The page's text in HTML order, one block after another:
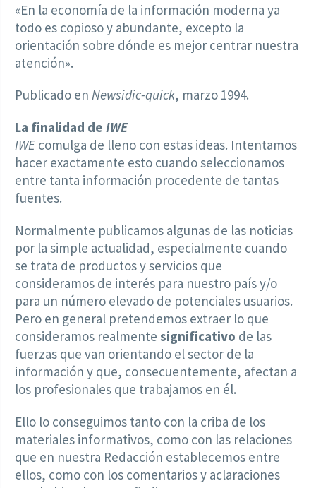
«En la economía de la información moderna ya
todo es copioso y abundante, excepto la
orientación sobre dónde es mejor centrar nuestra
atención».
Publicado en Newsidic-quick, marzo 1994.
La finalidad de IWE
IWE comulga de lleno con estas ideas. Intentamos
hacer exactamente esto cuando seleccionamos
entre tanta información procedente de tantas
fuentes.
Normalmente publicamos algunas de las noticias
por la simple actualidad, especialmente cuando
se trata de productos y servicios que
consideramos de interés para nuestro país y/o
para un número elevado de potenciales usuarios.
Pero en general pretendemos extraer lo que
consideramos realmente significativo de las
fuerzas que van orientando el sector de la
información y que, consecuentemente, afectan a
los profesionales que trabajamos en él.
Ello lo conseguimos tanto con la criba de los
materiales informativos, como con las relaciones
que en nuestra Redacción establecemos entre
ellos, como con los comentarios y aclaraciones